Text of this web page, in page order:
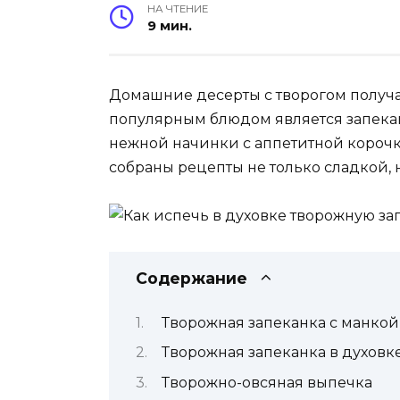
НА ЧТЕНИЕ
9 мин.
Домашние десерты с творогом
популярным блюдом является
нежной начинки с аппетитной
собраны рецепты не только
Содержание
Творожная запеканка с
Творожная запеканка в
Творожно-овсяная выпечка